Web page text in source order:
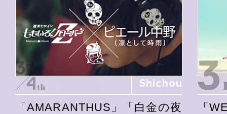
Shichou
「AMARANTHUS」「白金の夜
「